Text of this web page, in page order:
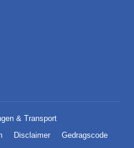
& Transport
Disclaimer
Gedragscode